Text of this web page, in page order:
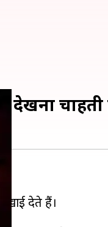
देखना चाहती
देते हैं।